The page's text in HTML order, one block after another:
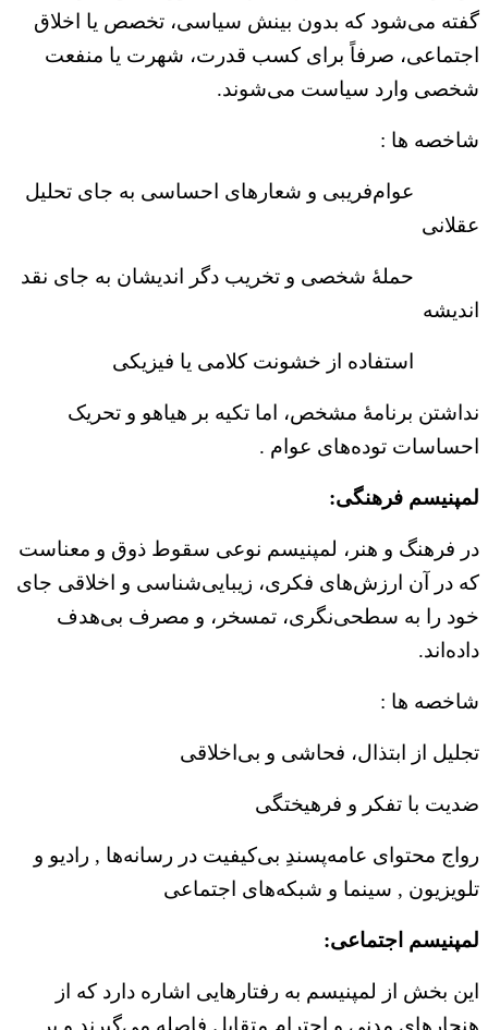
گفته می‌شود که بدون بینش سیاسی، تخصص یا اخلاق
اجتماعی، صرفاً برای کسب قدرت، شهرت یا منفعت
شخصی وارد سیاست می‌شوند.
شاخصه ها :
عوام‌فریبی و شعارهای احساسی به جای تحلیل
عقلانی
حملهٔ شخصی و تخریب دگر اندیشان به جای نقد
اندیشه
استفاده از خشونت کلامی یا فیزیکی
نداشتن برنامهٔ مشخص، اما تکیه بر هیاهو و تحریک
احساسات توده‌های عوام .
لمپنیسم فرهنگی:
در فرهنگ و هنر، لمپنیسم نوعی سقوط ذوق و معناست
که در آن ارزش‌های فکری، زیبایی‌شناسی و اخلاقی جای
خود را به سطحی‌نگری، تمسخر، و مصرف بی‌هدف
داده‌اند.
شاخصه ها :
تجلیل از ابتذال، فحاشی و بی‌اخلاقی
ضدیت با تفکر و فرهیختگی
رواج محتوای عامه‌پسندِ بی‌کیفیت در رسانه‌ها , رادیو و
تلویزیون , سینما و شبکه‌های اجتماعی
لمپنیسم اجتماعی:
این بخش از لمپنیسم به رفتارهایی اشاره دارد که از
هنجارهای مدنی و احترام متقابل فاصله می‌گیرند و بر